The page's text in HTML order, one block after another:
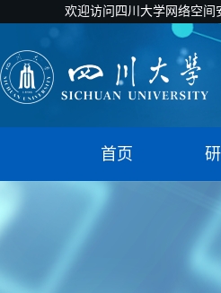
欢迎访问四川大学网络空间
首页